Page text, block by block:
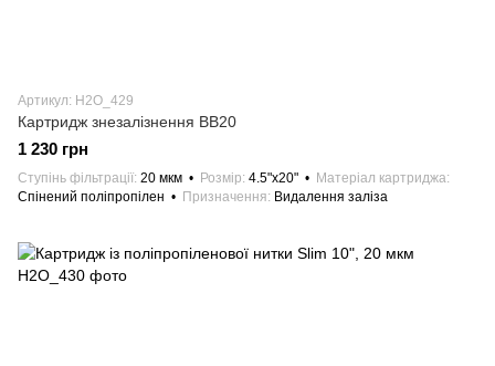
Артикул: H2О_429
Картридж знезалізнення BB20
1 230 грн
Ступінь фільтрації 20 мкм Розмір 4.5"х20"
Матеріал картриджа
Спінений поліпропілен
Призначення Видалення заліза